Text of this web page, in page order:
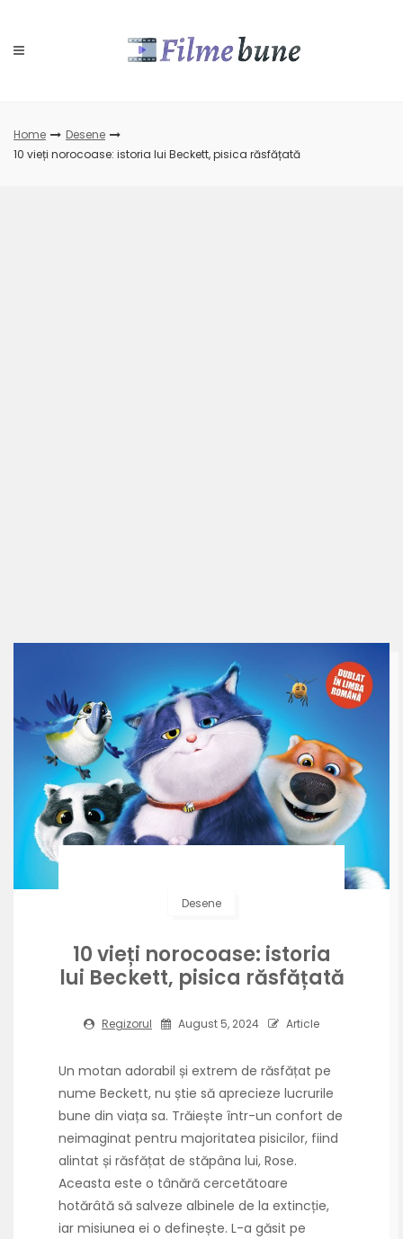
content
Home
Desene
10 vieți norocoase: istoria lui Beckett, pisica răsfățată
Desene
10 vieți norocoase: istoria
lui Beckett, pisica răsfățată
Regizorul August 5, 2024 Article
Un motan adorabil și extrem de răsfățat pe
nume Beckett, nu știe să aprecieze lucrurile
bune din viața sa. Trăiește într-un confort de
neimaginat pentru majoritatea pisicilor, fiind
alintat și răsfățat de stăpâna lui, Rose.
Aceasta este o tânără cercetătoare
hotărâtă să salveze albinele de la extincție,
iar misiunea ei o definește. L-a găsit pe